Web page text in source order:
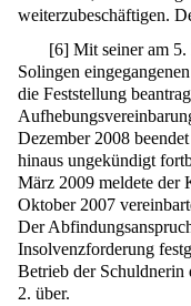
weiterzubeschäftigen.
[6] Mit seiner am
Solingen
die Feststellung
Dezember 2008
hinaus ungekündigt
März 2009 meldete der
Oktober 2007
Der
Insolvenzforderung
Betrieb der Schuldnerin
2. über.